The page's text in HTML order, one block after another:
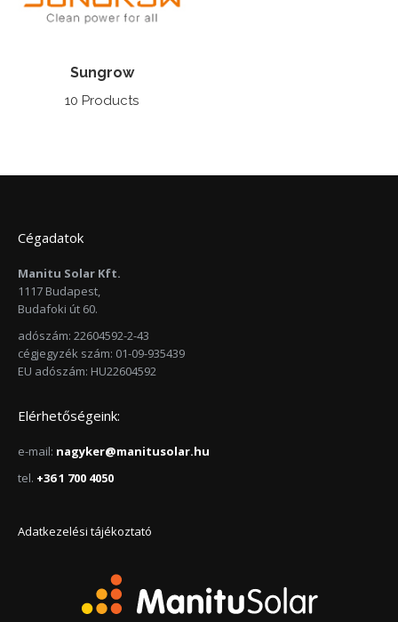
Sungrow
10 Products
Cégadatok
Manitu Solar Kft.
1117 Budapest,
Budafoki út 60.
adószám: 22604592-2-43
cégjegyzék szám: 01-09-935439
EU adószám: HU22604592
Elérhetőségeink:
e-mail: nagyker@manitusolar.hu
tel. +36 1 700 4050
Adatkezelési tájékoztató